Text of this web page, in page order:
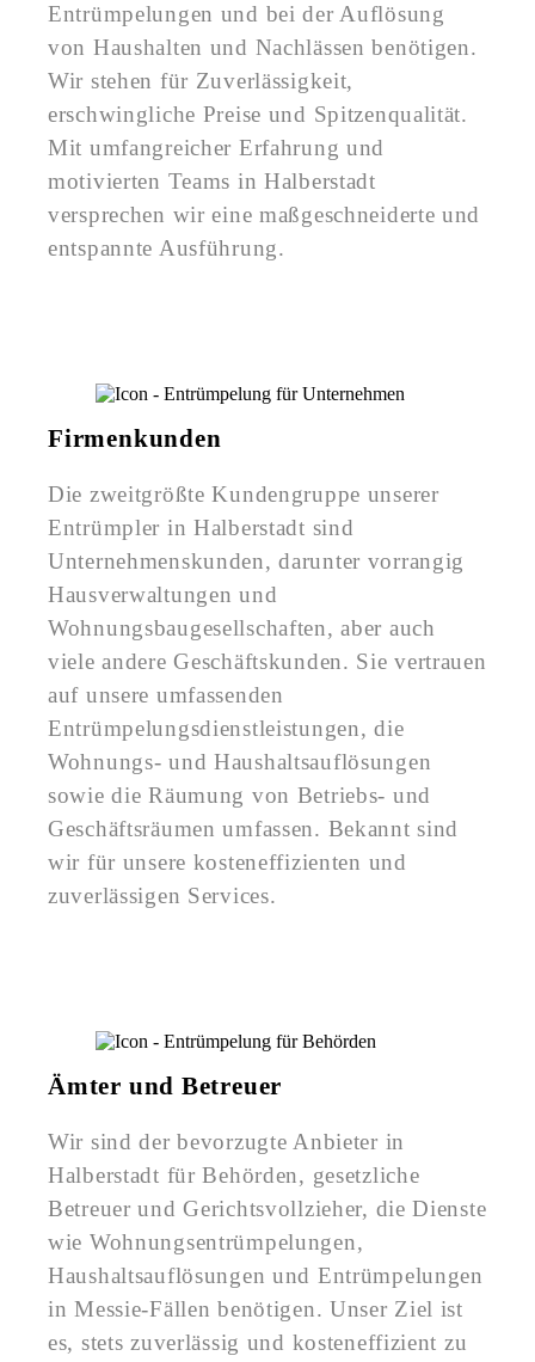
Entrümpelungen und bei der Auflösung
von Haushalten und Nachlässen benötigen.
Wir stehen für Zuverlässigkeit,
erschwingliche Preise und Spitzenqualität.
Mit umfangreicher Erfahrung und
motivierten Teams in Halberstadt
versprechen wir eine maßgeschneiderte und
entspannte Ausführung.
Firmenkunden
Die zweitgrößte Kundengruppe unserer
Entrümpler in Halberstadt sind
Unternehmenskunden, darunter vorrangig
Hausverwaltungen und
Wohnungsbaugesellschaften, aber auch
viele andere Geschäftskunden. Sie vertrauen
auf unsere umfassenden
Entrümpelungsdienstleistungen, die
Wohnungs- und Haushaltsauflösungen
sowie die Räumung von Betriebs- und
Geschäftsräumen umfassen. Bekannt sind
wir für unsere kosteneffizienten und
zuverlässigen Services.
Ämter und Betreuer
Wir sind der bevorzugte Anbieter in
Halberstadt für Behörden, gesetzliche
Betreuer und Gerichtsvollzieher, die Dienste
wie Wohnungsentrümpelungen,
Haushaltsauflösungen und Entrümpelungen
in Messie-Fällen benötigen. Unser Ziel ist
es, stets zuverlässig und kosteneffizient zu